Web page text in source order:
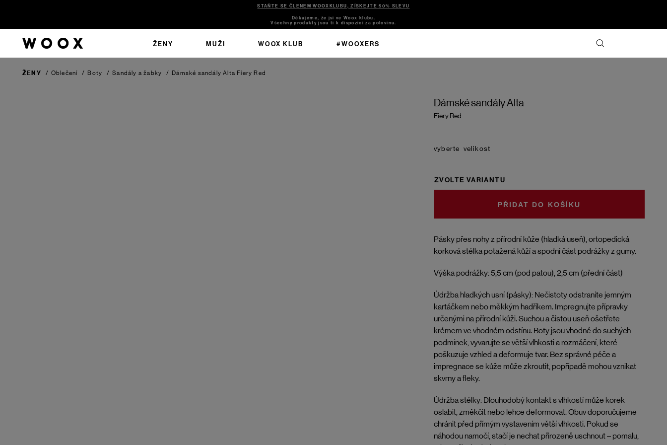
STAŇTE SE ČLENEM WOOXKLUBU, ZÍSKEJTE 50% SLEVU
Děkujeme, že jsi ve Woox klubu.
Všechny produkty jsou ti k dispozici za polovinu.
ŽENY MUŽI WOOX KLUB #WOOXERS
ŽENY / Oblečení / Boty / Sandály a žabky / Dámské sandály Alta Fiery Red
Dámské sandály Alta
Fiery Red
Pásky přes nohy z přírodní kůže (hladká useň), ortopedická
korková stélka potažená kůží a spodní část podrážky z gumy.
Výška podrážky: 5,5 cm (pod patou), 2,5 cm (přední část)
Údržba hladkých usní (pásky): Nečistoty odstraníte jemným
kartáčkem nebo měkkým hadříkem. Impregnujte přípravky
určenými na přírodní kůži. Suchou a čistou useň ošetřete
krémem ve vhodném odstínu. Boty jsou vhodné do suchých
podmínek, vyvarujte se větší vlhkosti a rozmáčení, které
poškuzuje vzhled a deformuje tvar. Bez správné péče a
impregnace se kůže může zkroutit, popřípadě mohou vznikat
skvrny a fleky.
Údržba stélky: Dlouhodobý kontakt s vlhkostí může korek
oslabit, změkčit nebo lehce deformovat. Obuv doporučujeme
chránit před přímým vystavením větší vlhkosti. Pokud se
náhodou namočí, stačí je nechat přirozeně uschnout – pomalu,
velikost
ZVOLTE VARIANTU
DO KOŠÍKU